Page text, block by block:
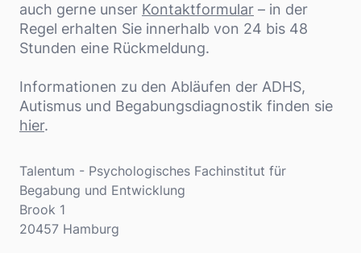
auch gerne unser Kontaktformular – in der
Regel erhalten Sie innerhalb von 24 bis 48
Stunden eine Rückmeldung.
Informationen zu den Abläufen der ADHS,
Autismus und Begabungsdiagnostik finden sie
hier.
Adresse
Talentum - Psychologisches Fachinstitut für
Begabung und Entwicklung
Brook 1
20457 Hamburg